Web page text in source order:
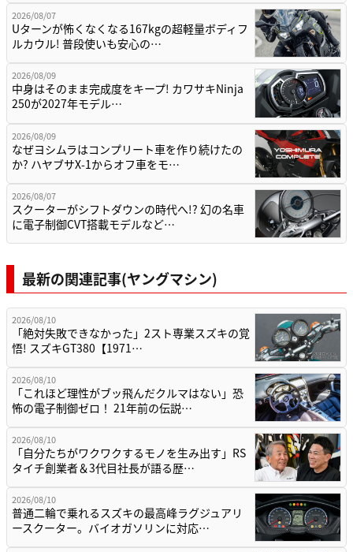
2026/08/07
Uターンが怖くなくなる167kgの超軽量ボディフ
ルカウル! 普段使いも安心の…
2026/08/09
中身はそのまま完成度をキープ! カワサキNinja
250が2027年モデル…
2026/08/09
なぜヨシムラはコンプリート車を作り続けたの
か? ハヤブサX-1からオフ車をモ…
2026/08/07
スクーターがシフトダウンの時代へ!? 幻の名車
に電子制御CVT搭載モデルなど…
最新の関連記事(ヤングマシン)
2026/08/10
「絶対失敗できなかった」2スト専業スズキの覚
悟! スズキGT380【1971…
2026/08/10
「これほど理性がブッ飛んだクルマはない」恐
怖の電子制御ゼロ！ 21年前の伝説…
2026/08/10
「自分たちがワクワクするモノを生み出す」RS
タイチ創業者＆3代目社長が語る歴…
2026/08/10
普通二輪で乗れるスズキの最高峰ラグジュアリ
ースクーター。バイオガソリンに対応…